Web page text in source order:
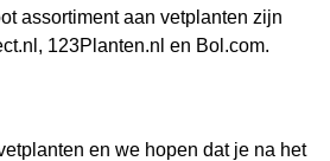
assortiment aan vetplanten zijn
123Planten.nl en Bol.com.
en we hopen dat je na het